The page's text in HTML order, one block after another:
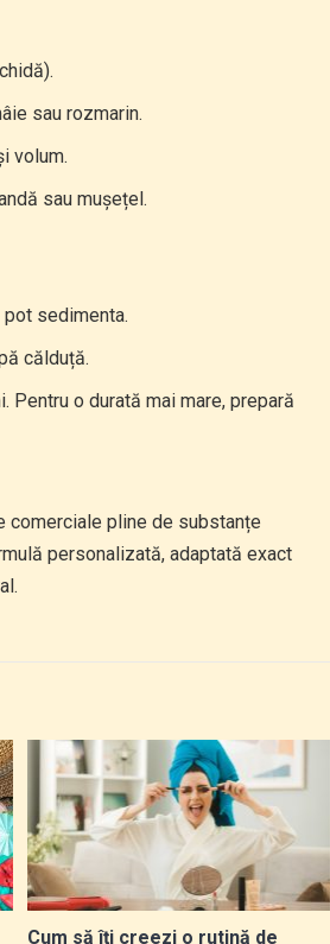
sau rozmarin.
volum.
sau mușețel.
sedimenta.
călduță.
o durată mai mare, prepară
comerciale pline de substanțe
personalizată, adaptată exact
Cum să îți creezi o rutină de